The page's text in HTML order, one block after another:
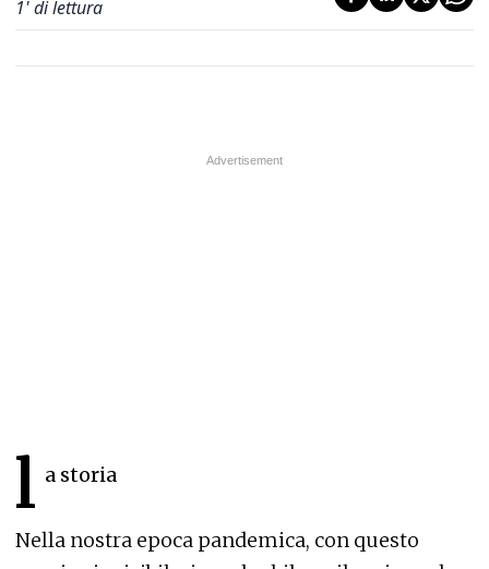
1' di lettura
l a storia
Nella nostra epoca pandemica, con questo